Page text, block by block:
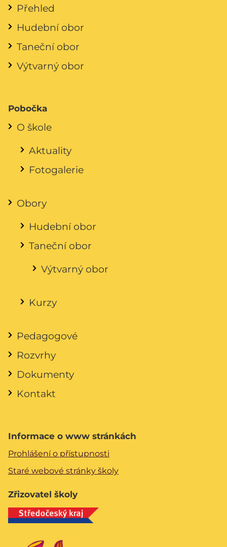
Přehled
Hudební obor
Taneční obor
Výtvarný obor
Pobočka
O škole
Aktuality
Fotogalerie
Obory
Hudební obor
Taneční obor
Výtvarný obor
Kurzy
Pedagogové
Rozvrhy
Dokumenty
Kontakt
Informace o www stránkách
Prohlášení o přístupnosti
Staré webové stránky školy
Zřizovatel školy